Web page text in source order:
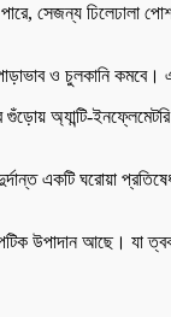
সেজন্য
ও চুলকানি কমবে।
গুঁড়োয় অ্যান্টি-
একটি ঘরোয়া
উপাদান আছে।